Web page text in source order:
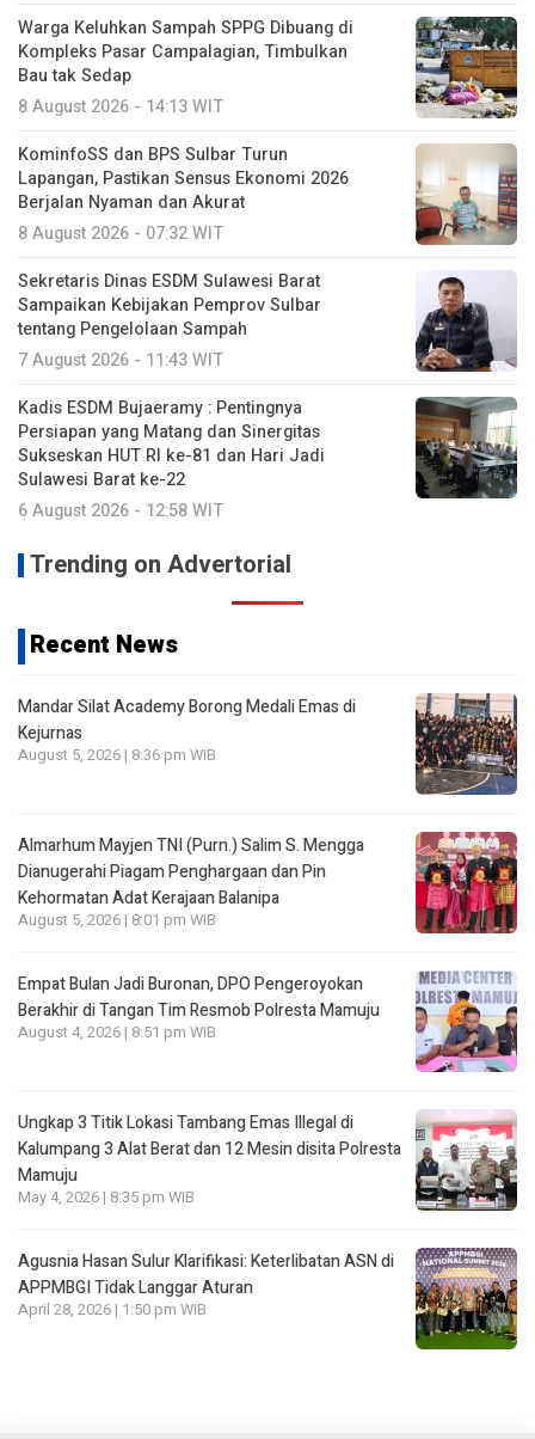
Warga Keluhkan Sampah SPPG Dibuang di
Kompleks Pasar Campalagian, Timbulkan
Bau tak Sedap
8 August 2026 - 14:13 WIT
KominfoSS dan BPS Sulbar Turun
Lapangan, Pastikan Sensus Ekonomi 2026
Berjalan Nyaman dan Akurat
8 August 2026 - 07:32 WIT
Sekretaris Dinas ESDM Sulawesi Barat
Sampaikan Kebijakan Pemprov Sulbar
tentang Pengelolaan Sampah
7 August 2026 - 11:43 WIT
Kadis ESDM Bujaeramy : Pentingnya
Persiapan yang Matang dan Sinergitas
Sukseskan HUT RI ke-81 dan Hari Jadi
Sulawesi Barat ke-22
6 August 2026 - 12:58 WIT
Trending on Advertorial
Recent News
Mandar Silat Academy Borong Medali Emas di
Kejurnas
August 5, 2026 | 8:36 pm WIB
Almarhum Mayjen TNI (Purn.) Salim S. Mengga
Dianugerahi Piagam Penghargaan dan Pin
Kehormatan Adat Kerajaan Balanipa
August 5, 2026 | 8:01 pm WIB
Empat Bulan Jadi Buronan, DPO Pengeroyokan
Berakhir di Tangan Tim Resmob Polresta Mamuju
August 4, 2026 | 8:51 pm WIB
Ungkap 3 Titik Lokasi Tambang Emas Illegal di
Kalumpang 3 Alat Berat dan 12 Mesin disita Polresta
Mamuju
May 4, 2026 | 8:35 pm WIB
Agusnia Hasan Sulur Klarifikasi: Keterlibatan ASN di
APPMBGI Tidak Langgar Aturan
April 28, 2026 | 1:50 pm WIB